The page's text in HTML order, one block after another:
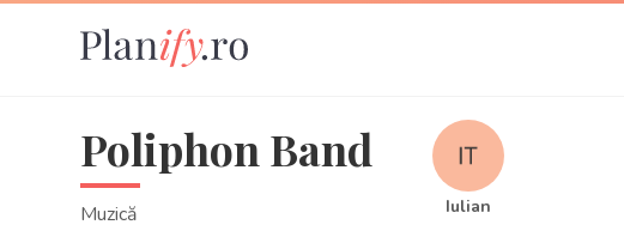
Poliphon Band
Muzică Iulian